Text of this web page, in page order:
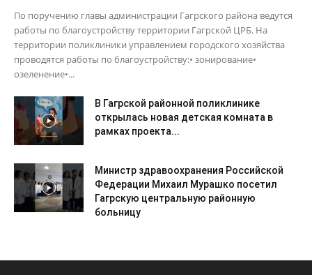
По поручению главы администрации Гагрского района ведутся
работы по благоустройству территории Гагрской ЦРБ. На
территории поликлиники управлением городского хозяйства
проводятся работы по благоустройству:• зонирование•
озеленение•...
В Гагрской районной поликлинике
открылась новая детская комната в
рамках проекта...
Министр здравоохранения Российской
Федерации Михаил Мурашко посетил
Гагрскую центральную районную
больницу